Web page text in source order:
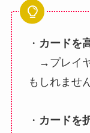
・ カードを
→プレイヤ
もしれませ
・ カードを